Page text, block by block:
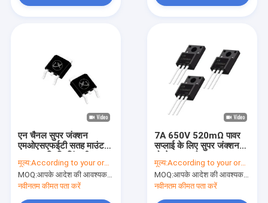
एन चैनल सुपर जंक्शन
एमओएसएफईटी सतह माउंट
एमओएस
मूल्य:According to your order requirement
MOQ:आपके आदेश की आवश्यकता के अनुसार
नवीनतम कीमत पता करें
7A 650V 520mΩ पावर
सप्लाई के लिए सुपर जंक्शन
मूल्य:According to your order requirement
MOQ:आपके आदेश की आवश्यकता के अनुसार
नवीनतम कीमत पता करें